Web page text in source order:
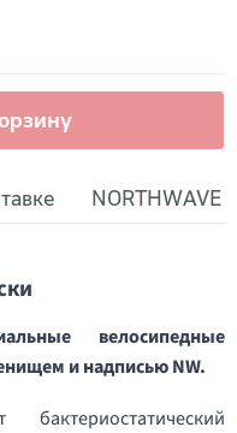
NORTHWAVE
велосипедные
и надписью NW.
бактериостатический